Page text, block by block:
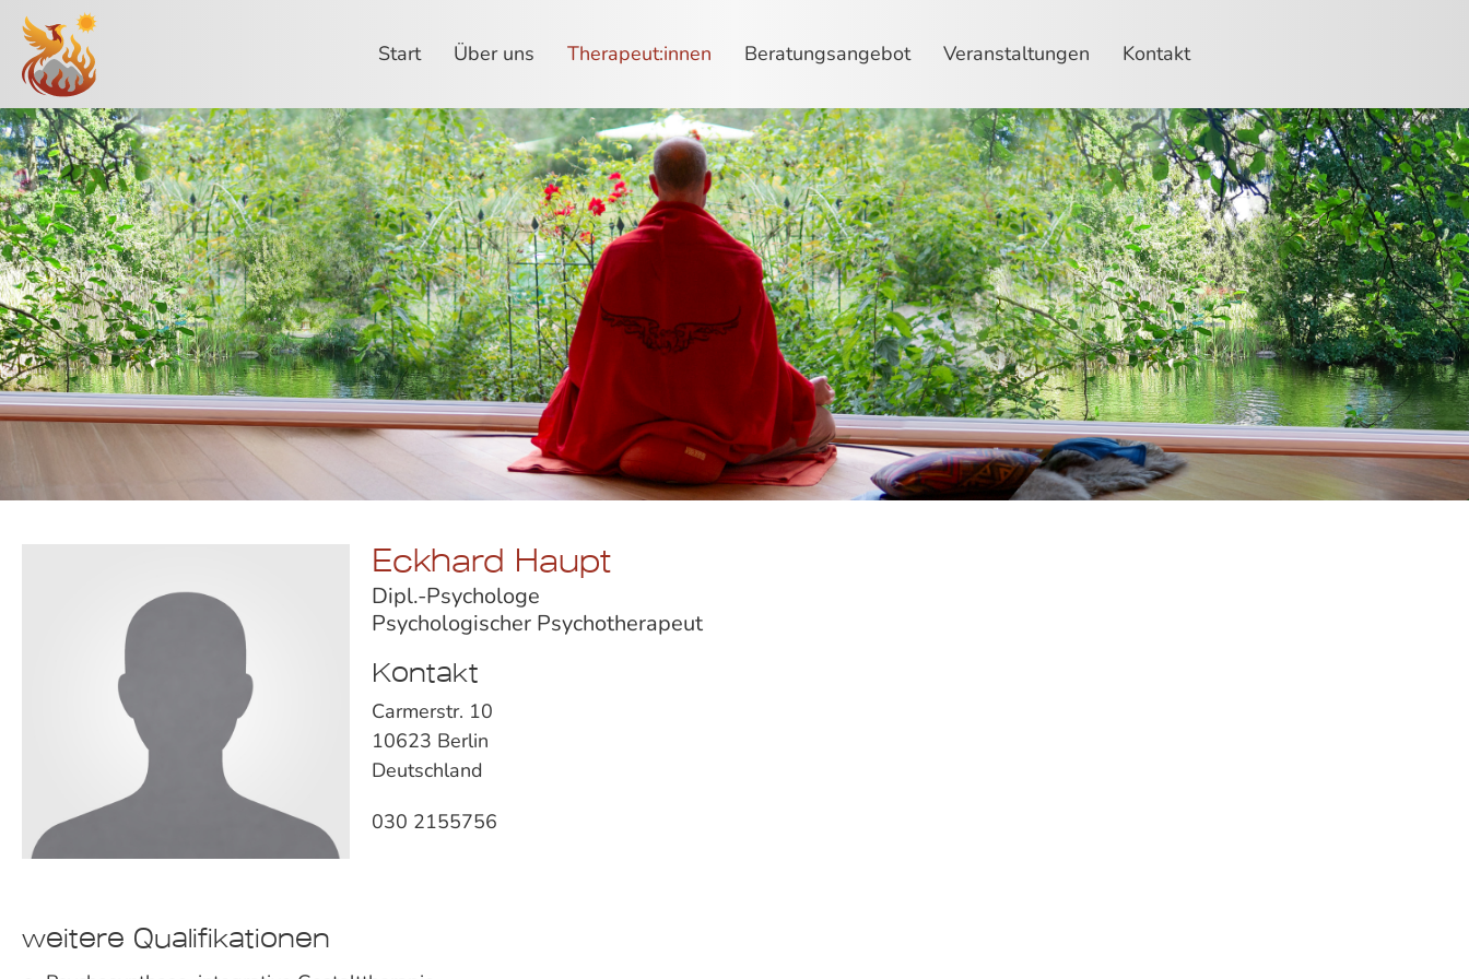
Startseite
Start Über uns Therapeut:innen Beratungsangebot Veranstaltungen Kontakt
Eckhard Haupt
Dipl.-Psychologe
Psychologischer Psychotherapeut
Kontakt
Carmerstr. 10
10623 Berlin
Deutschland
030 2155756
weitere Qualifikationen